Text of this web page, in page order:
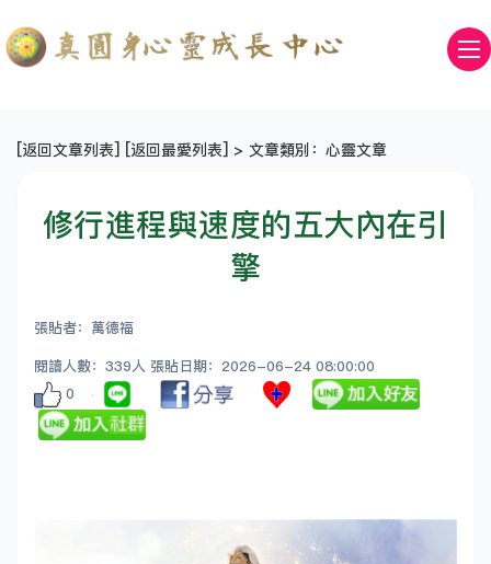
[返回文章列表] [返回最愛列表] > 文章類別：心靈文章
修行進程與速度的五大內在引
擎
張貼者：萬德福
閱讀人數：339人 張貼日期：2026-06-24 08:00:00
0